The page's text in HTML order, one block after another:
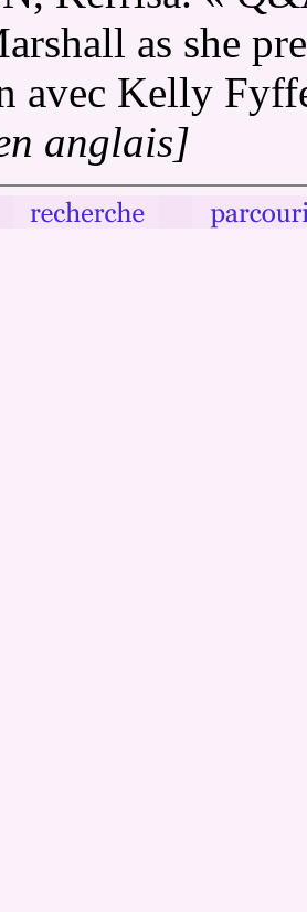
as she
avec Kelly
anglais]